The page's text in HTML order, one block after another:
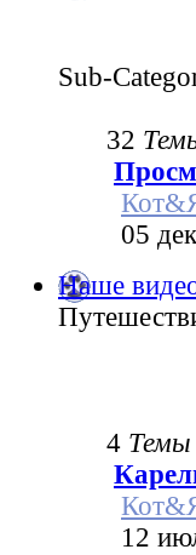
Sub-
32
05
Наше
4 Темы
12